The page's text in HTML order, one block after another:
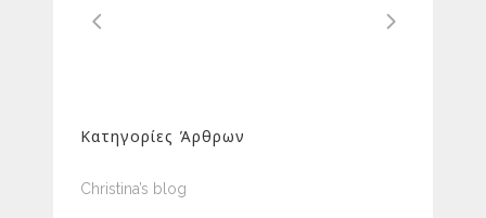
Κατηγορίες Άρθρων
Christina’s blog